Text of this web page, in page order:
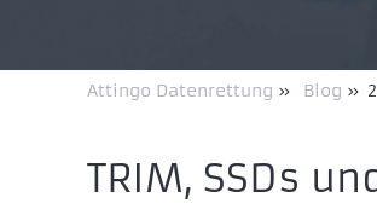
Attingo Datenrettung » Blog »
TRIM, SSDs